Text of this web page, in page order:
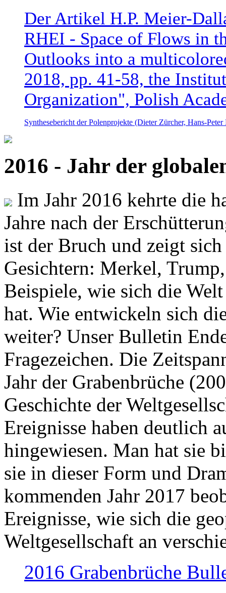
Der Artikel H.P. Meier-
RHEI - Space of Flows in
Outlooks into a
2018, pp. 41-58, the
Organization", Polish
Synthesebericht der Polenprojekte (Dieter Zürcher, Hans-
2016 - Jahr der
Im Jahr 2016 kehrte die
Jahre nach der
ist der Bruch und zeigt
Gesichtern: Merkel,
Beispiele, wie sich die
hat. Wie entwickeln sich
weiter? Unser Bulletin
Fragezeichen. Die
Jahr der Grabenbrüche
Geschichte der
Ereignisse haben deutlich
hingewiesen. Man hat sie
sie in dieser Form und
kommenden Jahr 2017
Ereignisse, wie sich die
Weltgesellschaft an
2016 Grabenbrüche